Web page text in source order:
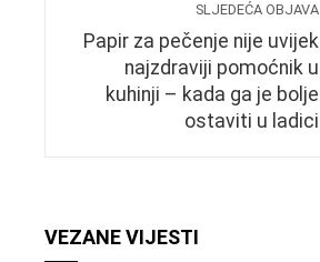
SLJEDEĆA OBJAVA
Papir za pečenje nije uvijek
najzdraviji pomoćnik u
kuhinji – kada ga je bolje
ostaviti u ladici
VEZANE VIJESTI